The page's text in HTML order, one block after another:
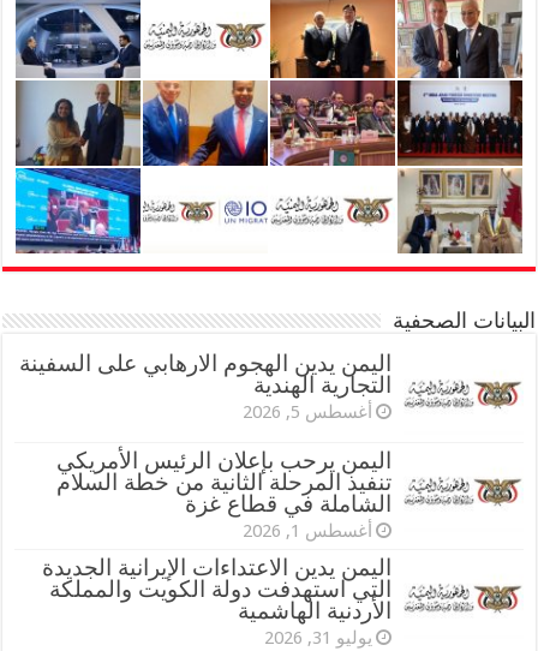
البيانات الصحفية
اليمن يدين الهجوم الارهابي على السفينة
التجارية الهندية
أغسطس 5, 2026
اليمن يرحب بإعلان الرئيس الأمريكي
تنفيذ المرحلة الثانية من خطة السلام
الشاملة في قطاع غزة
أغسطس 1, 2026
اليمن يدين الاعتداءات الإيرانية الجديدة
التي استهدفت دولة الكويت والمملكة
الأردنية الهاشمية
يوليو 31, 2026